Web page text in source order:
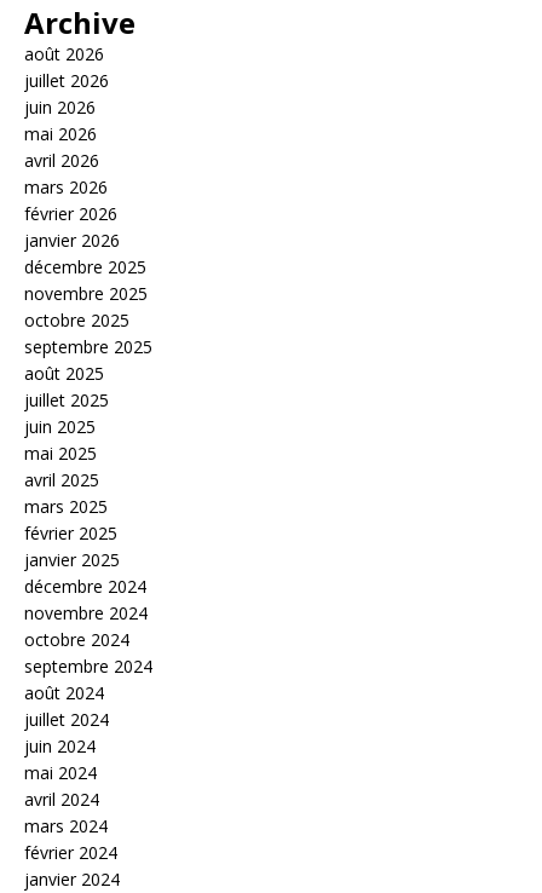
Archive
août 2026
juillet 2026
juin 2026
mai 2026
avril 2026
mars 2026
février 2026
janvier 2026
décembre 2025
novembre 2025
octobre 2025
septembre 2025
août 2025
juillet 2025
juin 2025
mai 2025
avril 2025
mars 2025
février 2025
janvier 2025
décembre 2024
novembre 2024
octobre 2024
septembre 2024
août 2024
juillet 2024
juin 2024
mai 2024
avril 2024
mars 2024
février 2024
janvier 2024